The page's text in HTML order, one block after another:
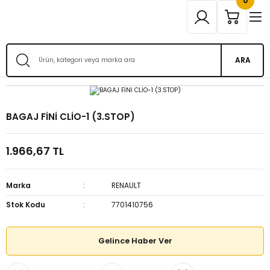
ARA
BAGAJ FİNİ CLİO-1 (3.STOP)
1.966,67 TL
Marka
RENAULT
Stok Kodu
7701410756
Gelince Haber Ver